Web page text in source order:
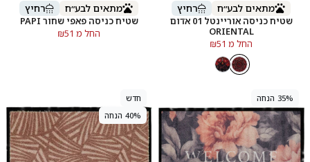
מתאים לבע״ח רחיץ
שטיח כניסה אוריינטל 01 אדום
ORIENTAL
החל מ ₪51
מתאים לבע״ח רחיץ
שטיח כניסה פאפי שחור PAPI
החל מ ₪51
35% הנחה
חדש
40% הנחה